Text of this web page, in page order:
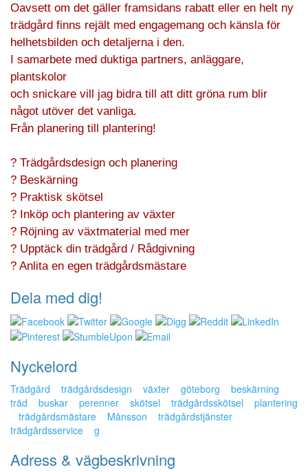
Oavsett om det gäller framsidans rabatt eller en helt ny
trädgård finns rejält med engagemang och känsla för
helhetsbilden och detaljerna i den.
I samarbete med duktiga partners, anläggare,
plantskolor
och snickare vill jag bidra till att ditt gröna rum blir
något utöver det vanliga.
Från planering till plantering!
? Trädgårdsdesign och planering
? Beskärning
? Praktisk skötsel
? Inköp och plantering av växter
? Röjning av växtmaterial med mer
? Upptäck din trädgård / Rådgivning
? Anlita en egen trädgårdsmästare
Dela med dig!
Nyckelord
Trädgård trädgårdsdesign växter göteborg
beskärning
träd
buskar perenner skötsel trädgårdsskötsel
plantering
trädgårdsmästare
Månsson
trädgårdstjänster
trädgårdsservice
g
Adress & vägbeskrivning